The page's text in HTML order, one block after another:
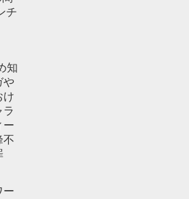
チ
知
や
け
ラ
ー
不
ー